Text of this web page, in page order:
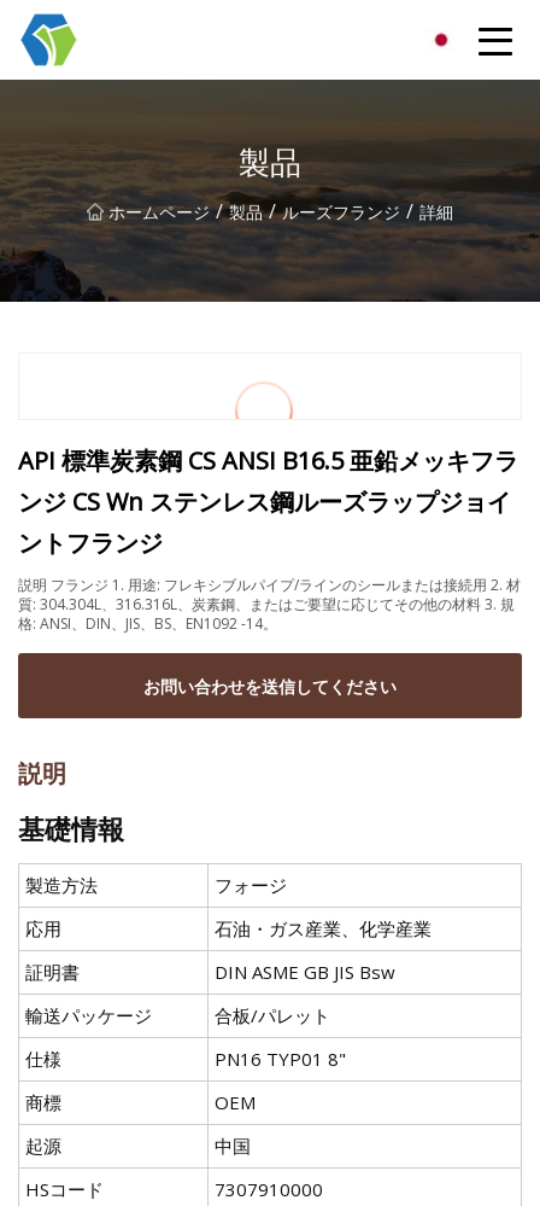
製品
ホームページ / 製品 / ルーズフランジ / 詳細
API 標準炭素鋼 CS ANSI B16.5 亜鉛メッキフラ
ンジ CS Wn ステンレス鋼ルーズラップジョイ
ントフランジ
説明 フランジ 1. 用途: フレキシブルパイプ/ラインのシールまたは接続用 2. 材
質: 304.304L、316.316L、炭素鋼、またはご要望に応じてその他の材料 3. 規
格: ANSI、DIN、JIS、BS、EN1092 -14。
お問い合わせを送信してください
説明
基礎情報
製造方法
フォージ
応用
石油・ガス産業、化学産業
証明書
DIN ASME GB JIS Bsw
輸送パッケージ
合板/パレット
仕様
PN16 TYP01 8"
商標
OEM
起源
中国
HSコード
7307910000